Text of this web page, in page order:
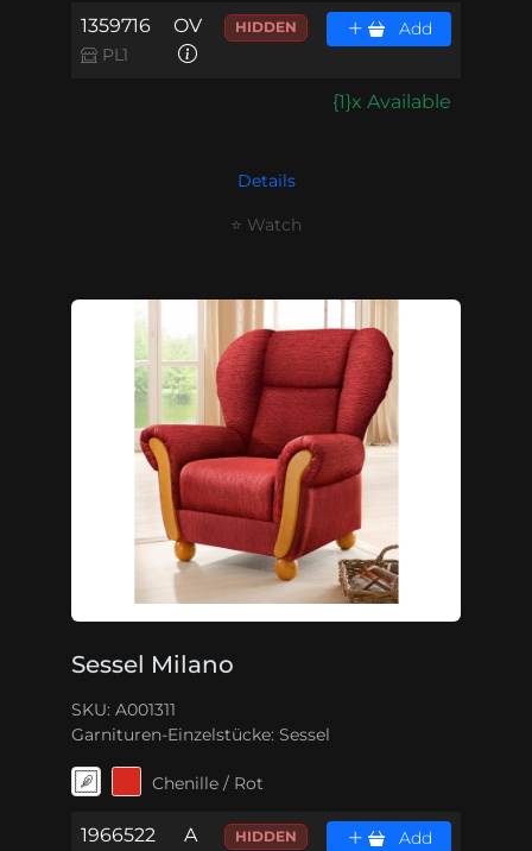
1359716
PL1
OV HIDDEN Add
{1}x Available
Details
⭐ Watch
Sessel Milano
SKU: A001311
Garnituren-Einzelstücke: Sessel
Chenille / Rot
1966522 A HIDDEN Add